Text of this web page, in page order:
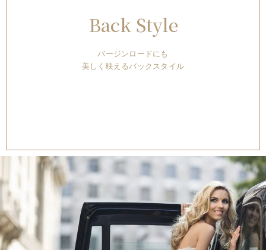
Back Style
バージンロードにも
美しく映えるバックスタイル